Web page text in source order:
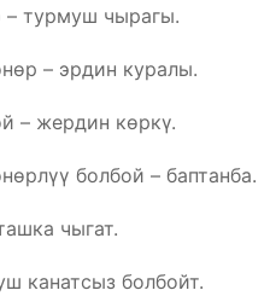
– турмуш чырагы.
– эрдин куралы.
– жердин көркү.
болбой – баптанба.
чыгат.
канатсыз болбойт.